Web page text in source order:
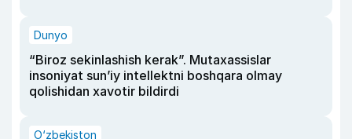
Dunyo
“Biroz sekinlashish kerak”. Mutaxassislar
insoniyat sun’iy intellektni boshqara olmay
qolishidan xavotir bildirdi
O‘zbekiston